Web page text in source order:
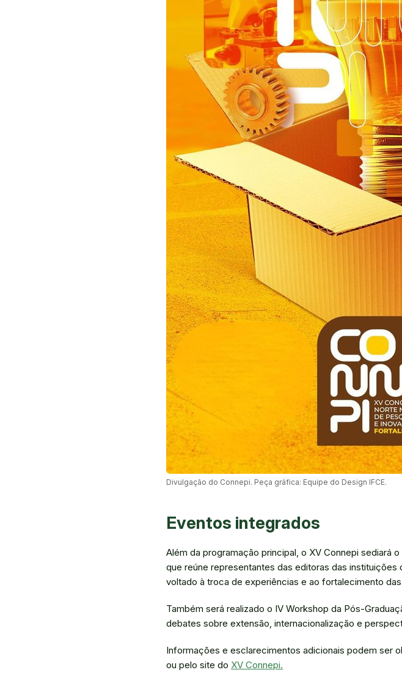
Divulgação do Connepi. Peça gráfica: Equipe do Design IFCE.
Eventos integrados
Além da programação principal, o XV Connepi sediará
que reúne representantes das editoras das
voltado à troca de experiências e ao fortalecimento
Também será realizado o IV Workshop da Pós-
debates sobre extensão, internacionalização e
Informações e esclarecimentos adicionais podem ser
ou pelo site do XV Connepi.